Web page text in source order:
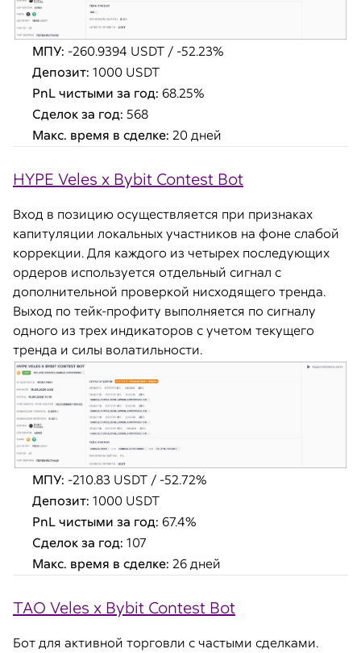
МПУ: -260.9394 USDT / -52.23%
Депозит: 1000 USDT
PnL чистыми за год: 68.25%
Сделок за год: 568
Макс. время в сделке: 20 дней
HYPE Veles x Bybit Contest Bot
Вход в позицию осуществляется при признаках
капитуляции локальных участников на фоне слабой
коррекции. Для каждого из четырех последующих
ордеров используется отдельный сигнал с
дополнительной проверкой нисходящего тренда.
Выход по тейк-профиту выполняется по сигналу
одного из трех индикаторов с учетом текущего
тренда и силы волатильности.
МПУ: -210.83 USDT / -52.72%
Депозит: 1000 USDT
PnL чистыми за год: 67.4%
Сделок за год: 107
Макс. время в сделке: 26 дней
TAO Veles x Bybit Contest Bot
Бот для активной торговли с частыми сделками.